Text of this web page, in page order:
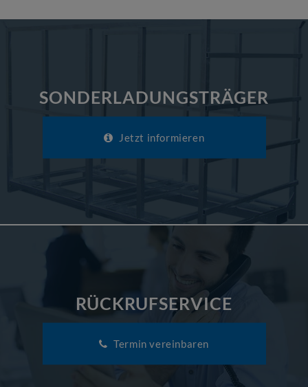
SONDERLADUNGSTRÄGER
Jetzt informieren
RÜCKRUFSERVICE
Termin vereinbaren